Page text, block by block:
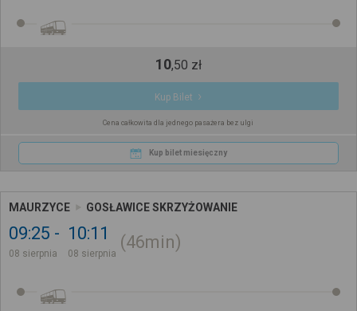
10,50 zł
Kup Bilet
Cena całkowita dla jednego pasażera bez ulgi
Kup bilet miesięczny
MAURZYCE GOSŁAWICE SKRZYŻOWANIE
09:25
08 sierpnia
10:11
08 sierpnia
46min